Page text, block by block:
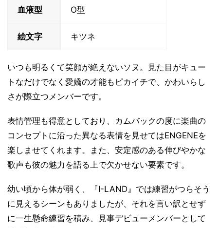
血液型 O型
絵文字 キツネ
いつも明るくて笑顔が絶えないソヌ。見た目がキュー
トなだけでなく愛嬌の才能もピカイチで、かわいらし
さが際立つメンバーです。
表情管理も得意としており、カムバックの度に楽曲の
コンセプトに沿った異なる表情を見せてはENGENEを
楽しませてくれます。また、安定感のある伸びやかな
歌声も彼の魅力を語る上で欠かせない要素です。
幼い頃から体が弱く、『I-LAND』では練習がつらそう
に見えるシーンもありましたが、それを言い訳とせず
に一生懸命練習を積み、見事デビューメンバーとして